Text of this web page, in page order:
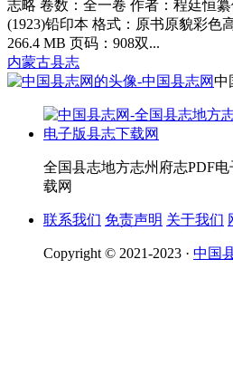
志略 卷数：全一卷 作者：程廷恒
(1923)铅印本 格式：原书原貌彩色
266.4 MB 页码：908双...
内蒙古县志
中
全国县志地方志州府志PDF
载网
联系我们 免责声明 关于我们
Copyright © 2021-2023 · 中国